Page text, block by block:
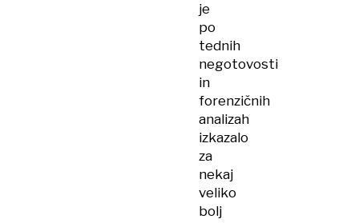
je
po
tednih
negotovosti
in
forenzičnih
analizah
izkazalo
za
nekaj
veliko
bolj